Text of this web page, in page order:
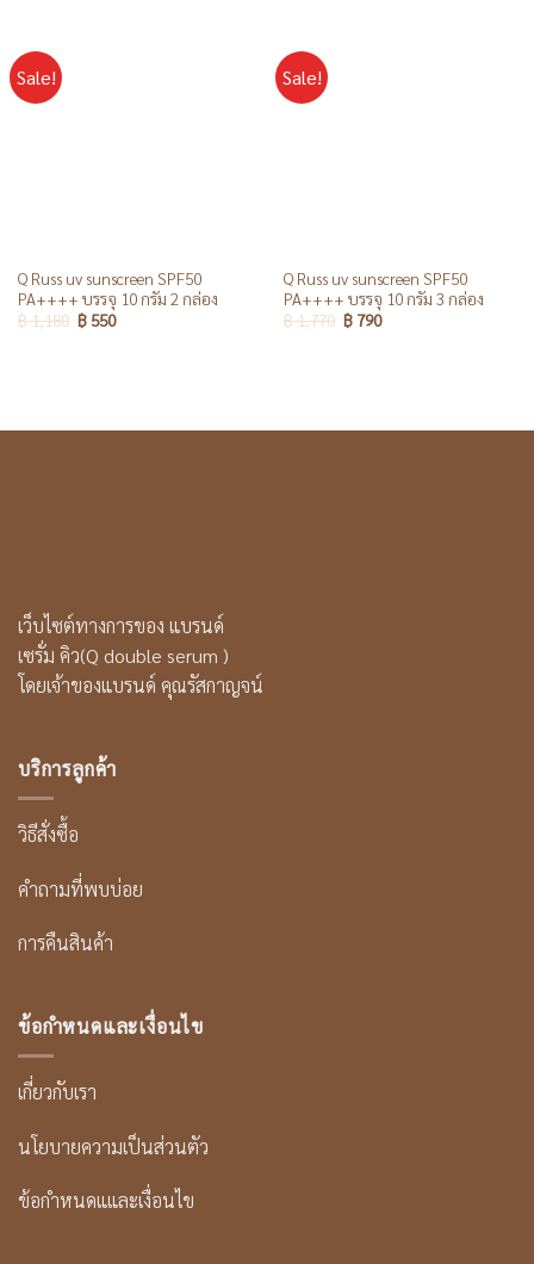
Sale!
Q Russ uv sunscreen SPF50
PA++++ บรรจุ 10 กรัม 2 กล่อง
฿1,180 ฿550
Sale!
Q Russ uv sunscreen SPF50
PA++++ บรรจุ 10 กรัม 3 กล่อง
฿1,770 ฿790
เว็บไซต์ทางการของ แบรนด์
เซรั่ม คิว(Q double serum )
โดยเจ้าของแบรนด์ คุณรัสกาญจน์
บริการลูกค้า
วิธีสั่งซื้อ
คำถามที่พบบ่อย
การคืนสินค้า
ข้อกำหนดและเงื่อนไข
เกี่ยวกับเรา
นโยบายความเป็นส่วนตัว
ข้อกำหนดแและเงื่อนไข